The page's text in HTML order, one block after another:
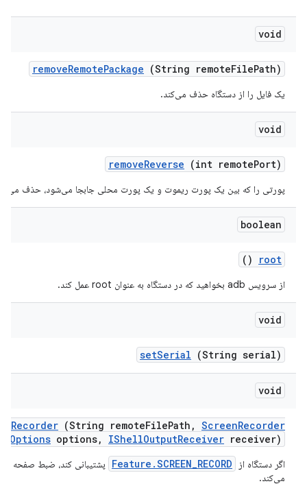
void
removeRemotePackage (String remoteFilePath)
یک فایل را از دستگاه حذف می‌کند.
void
removeReverse (int remotePort)
پورتی را که بین یک پورت ریموت و یک پورت محلی جابجا می‌شود، حذف
boolean
root
()
از سرویس adb بخواهید که در دستگاه به عنوان root عمل کند.
void
setSerial (String serial)
void
Recorder (String remoteFilePath , ScreenRecorder
Options options, IShellOutputReceiver receiver)
اگر دستگاه از Feature.SCREEN_RECORD
پشتیبانی کند، ضبط صفحه
می‌کند.